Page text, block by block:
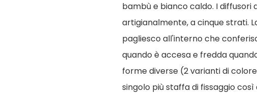
bambù e bianco caldo. I diffusori
artigianalmente, a cinque strati.
pagliesco all'interno che
quando è accesa e fredda
forme diverse (2 varianti di
singolo più staffa di fissaggio